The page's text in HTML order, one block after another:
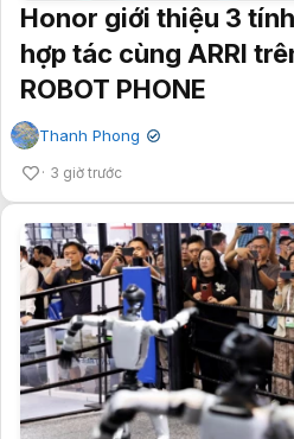
Honor giới thiệu 3
hợp tác cùng ARRI
ROBOT PHONE
Thanh Phong ✔
3 giờ trước